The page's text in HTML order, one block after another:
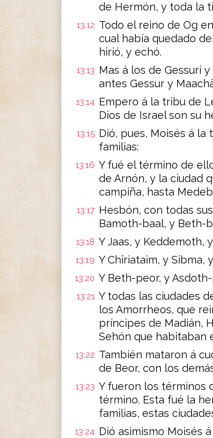
de Hermón, y toda la
13:12 Todo el reino de Og
cual había quedado
hirió, y echó.
13:13 Mas á los de Gessuri
antes Gessur y
13:14 Empero á la tribu de
Dios de Israel son su
13:15 Dió, pues, Moisés á
familias:
13:16 Y fué el término de
de Arnón, y la ciudad
campiña, hasta
13:17 Hesbón, con todas
Bamoth-baal, y Beth-
13:18 Y Jaas, y Keddemoth,
13:19 Y Chîriataim, y Sibma,
13:20 Y Beth-peor, y
13:21 Y todas las ciudades
los Amorrheos, que
príncipes de Madián,
Sehón que habitaban
13:22 También mataron á
de Beor, con los
13:23 Y fueron los términos
término. Esta fué la
familias, estas
13:24 Dió asimismo Moisés